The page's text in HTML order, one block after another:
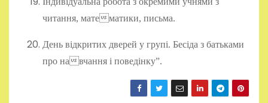
читання, математики, письма.
День відкритих дверей у групі. Бесіда з батьками
про навчання і поведінку”.